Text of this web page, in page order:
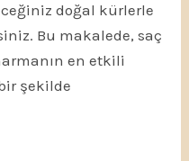
doğal kürlerle
Bu makalede, saç
en etkili
şekilde